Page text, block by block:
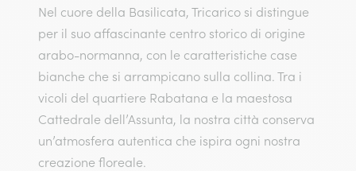
Nel cuore della Basilicata, Tricarico si distingue
per il suo affascinante centro storico di origine
arabo-normanna, con le caratteristiche case
bianche che si arrampicano sulla collina. Tra i
vicoli del quartiere Rabatana e la maestosa
Cattedrale dell’Assunta, la nostra città conserva
un’atmosfera autentica che ispira ogni nostra
creazione floreale.